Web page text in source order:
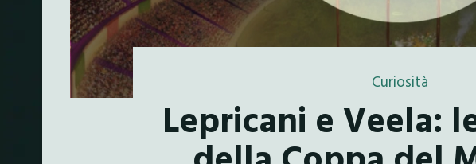
Curiosità
Lepricani e Veela: